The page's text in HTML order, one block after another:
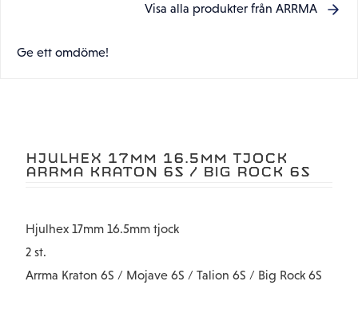
Visa alla produkter från ARRMA
Ge ett omdöme!
HJULHEX 17MM 16.5MM TJOCK
ARRMA KRATON 6S / BIG ROCK 6S
Hjulhex 17mm 16.5mm tjock
2 st.
Arrma Kraton 6S / Mojave 6S / Talion 6S / Big Rock 6S